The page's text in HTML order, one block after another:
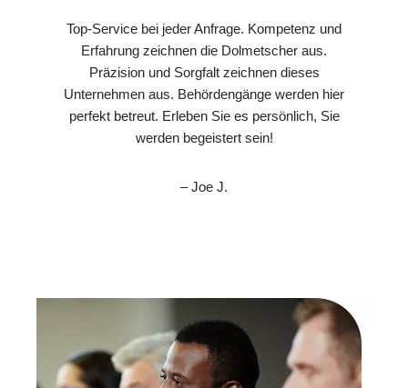
Top-Service bei jeder Anfrage. Kompetenz und
Erfahrung zeichnen die Dolmetscher aus.
Präzision und Sorgfalt zeichnen dieses
Unternehmen aus. Behördengänge werden hier
perfekt betreut. Erleben Sie es persönlich, Sie
werden begeistert sein!
– Joe J.